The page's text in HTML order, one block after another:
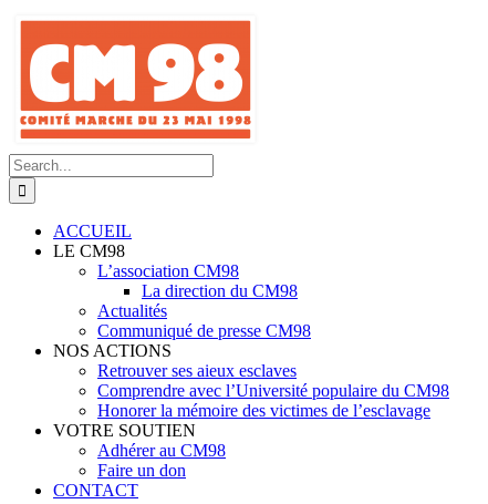
Skip
content
Search
for:
ACCUEIL
LE CM98
L’association CM98
La direction du CM98
Actualités
Communiqué de presse CM98
NOS ACTIONS
Retrouver ses aieux esclaves
Comprendre avec l’Université populaire du CM98
Honorer la mémoire des victimes de l’esclavage
VOTRE SOUTIEN
Adhérer au CM98
Faire un don
CONTACT